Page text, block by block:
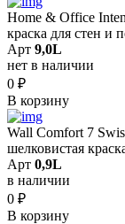
Home & Office
краска для стен и
Арт 9,0L
нет в наличии
0 ₽
В корзину
Wall Comfort 7
шелковистая
Арт 0,9L
в наличии
0 ₽
В корзину